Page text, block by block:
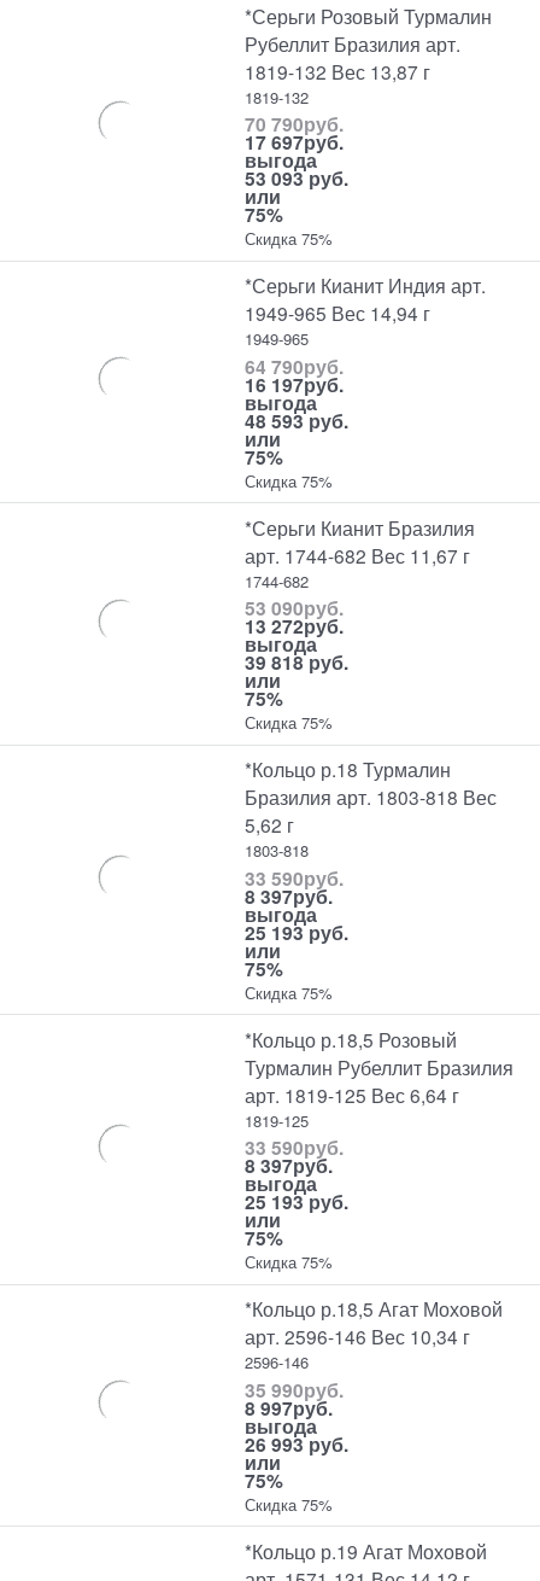
*Серьги Розовый Турмалин
Рубеллит Бразилия арт.
1819-132 Вес 13,87 г
1819-132
70 790руб.
17 697руб.
выгода
53 093 руб.
или
75%
Скидка 75%
*Серьги Кианит Индия арт.
1949-965 Вес 14,94 г
1949-965
64 790руб.
16 197руб.
выгода
48 593 руб.
или
75%
Скидка 75%
*Серьги Кианит Бразилия
арт. 1744-682 Вес 11,67 г
1744-682
53 090руб.
13 272руб.
выгода
39 818 руб.
или
75%
Скидка 75%
*Кольцо р.18 Турмалин
Бразилия арт. 1803-818 Вес
5,62 г
1803-818
33 590руб.
8 397руб.
выгода
25 193 руб.
или
75%
Скидка 75%
*Кольцо р.18,5 Розовый
Турмалин Рубеллит Бразилия
арт. 1819-125 Вес 6,64 г
1819-125
33 590руб.
8 397руб.
выгода
25 193 руб.
или
75%
Скидка 75%
*Кольцо р.18,5 Агат Моховой
арт. 2596-146 Вес 10,34 г
2596-146
35 990руб.
8 997руб.
выгода
26 993 руб.
или
75%
Скидка 75%
*Кольцо р.19 Агат Моховой